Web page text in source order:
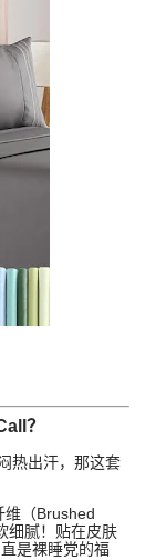
？
热出汗，那这套
维（Brushed
细腻！贴在皮肤
是裸睡党的福